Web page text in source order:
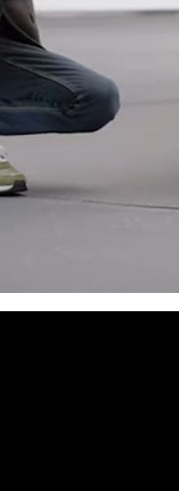
príjemné. Pokročilý
uháňate po meste,